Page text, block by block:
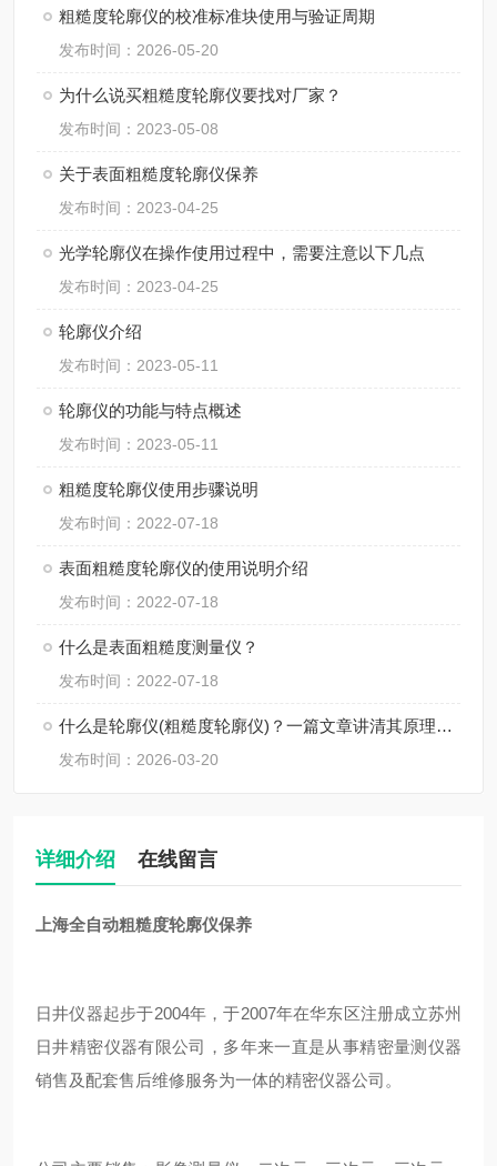
粗糙度轮廓仪的校准标准块使用与验证周期
发布时间：2026-05-20
为什么说买粗糙度轮廓仪要找对厂家？
发布时间：2023-05-08
关于表面粗糙度轮廓仪保养
发布时间：2023-04-25
光学轮廓仪在操作使用过程中，需要注意以下几点
发布时间：2023-04-25
轮廓仪介绍
发布时间：2023-05-11
轮廓仪的功能与特点概述
发布时间：2023-05-11
粗糙度轮廓仪使用步骤说明
发布时间：2022-07-18
表面粗糙度轮廓仪的使用说明介绍
发布时间：2022-07-18
什么是表面粗糙度测量仪？
发布时间：2022-07-18
什么是轮廓仪(粗糙度轮廓仪)？一篇文章讲清其原理与使用
发布时间：2026-03-20
详细介绍 在线留言
上海全自动粗糙度轮廓仪保养
日井仪器起步于2004年，于2007年在华东区注册成立苏州
日井精密仪器有限公司，多年来一直是从事精密量测仪器
销售及配套售后维修服务为一体的精密仪器公司。